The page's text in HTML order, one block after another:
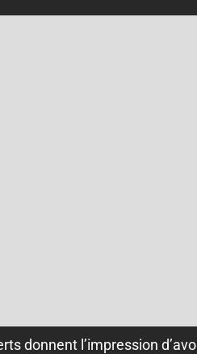
donnent l’impression